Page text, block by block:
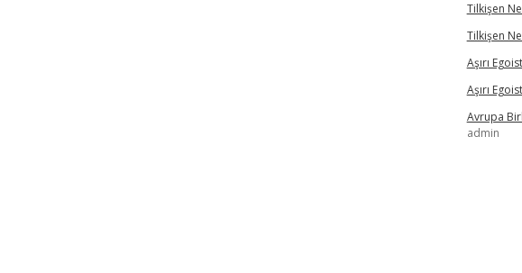
Tilkişen
Tilkişen
Aşırı
Aşırı
Avrupa
admin